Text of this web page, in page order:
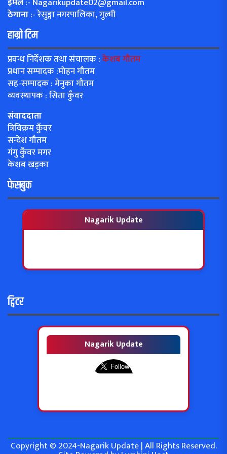
ठेगाना:- रेसुङ्गा नगरपालिका, गुल्मी
हाम्रो टिम
प्रवन्ध निर्देशक तथा संचालक :केशब गौतम
प्रधान सम्पादक :मोहन गौतम
सह-सम्पादक : मेनुका गौतम
व्यवस्थापक : सिता कुँवर
संवाददाता
त्रिविक्रम कुँवर
सन्देश गौतम
गंगु कुँवर मगर
केशब खड्का
फेसबुक
Nagarik Update
ट्विटर
Nagarik Update
Copyright © 2024-Nagarik Update | All Rights Reserved.